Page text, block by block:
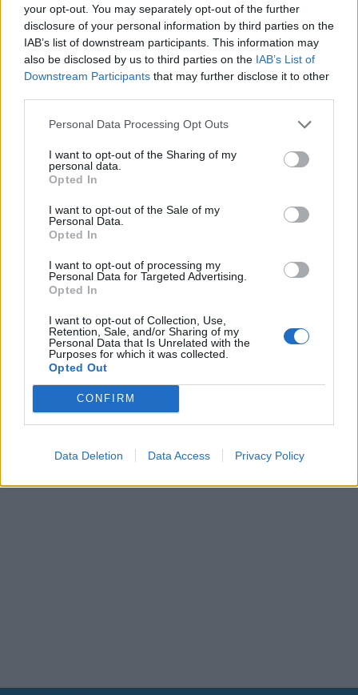
your opt-out. You may separately opt-out of the further
disclosure of your personal information by third parties on the
IAB’s list of downstream participants. This information may
also be disclosed by us to third parties on the IAB’s List of
Downstream Participants that may further disclose it to other
Personal Data Processing Opt Outs
I want to opt-out of the Sharing of my
personal data.
Opted In
I want to opt-out of the Sale of my
Personal Data.
Opted In
I want to opt-out of processing my
Personal Data for Targeted Advertising.
Opted In
I want to opt-out of Collection, Use,
Retention, Sale, and/or Sharing of my
Personal Data that Is Unrelated with the
Purposes for which it was collected.
Opted Out
CONFIRM
Data Deletion Data Access Privacy Policy
Leonardo Maria Del Vecchio dall'ex compagna
in ospedale. Le dichiarazioni ai giornalisti